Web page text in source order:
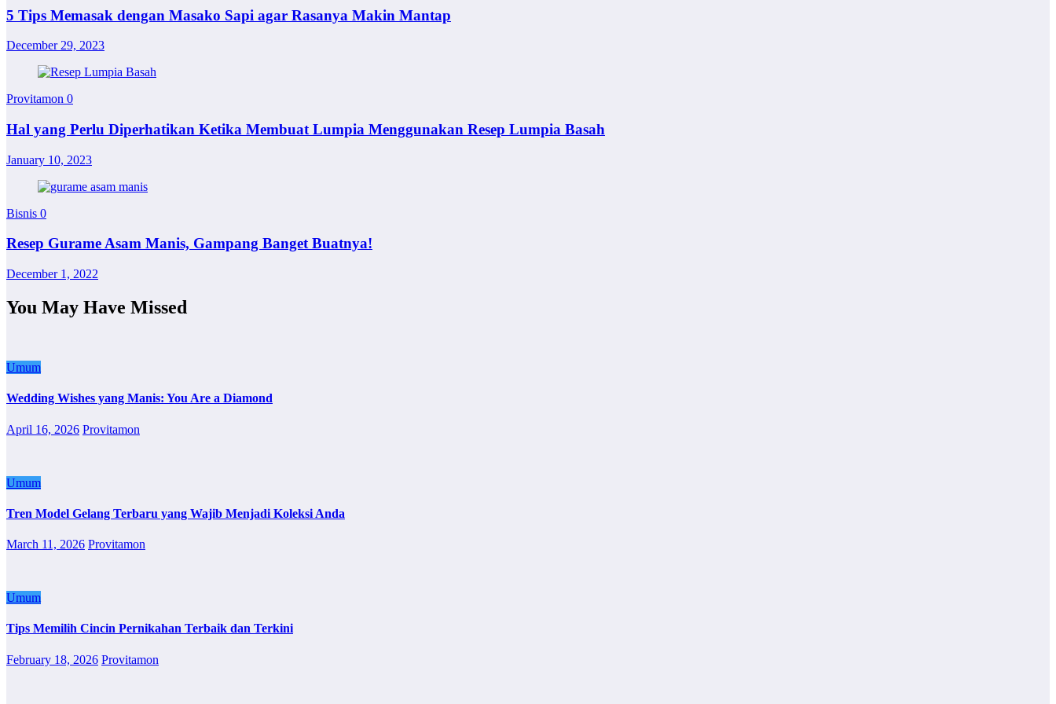
5 Tips Memasak dengan Masako Sapi agar Rasanya Makin Mantap
December 29, 2023
Provitamon 0
Hal yang Perlu Diperhatikan Ketika Membuat Lumpia Menggunakan Resep Lumpia Basah
January 10, 2023
Bisnis 0
Resep Gurame Asam Manis, Gampang Banget Buatnya!
December 1, 2022
You May Have Missed
Umum
Wedding Wishes yang Manis: You Are a Diamond
April 16, 2026 Provitamon
Umum
Tren Model Gelang Terbaru yang Wajib Menjadi Koleksi Anda
March 11, 2026 Provitamon
Umum
Tips Memilih Cincin Pernikahan Terbaik dan Terkini
February 18, 2026 Provitamon